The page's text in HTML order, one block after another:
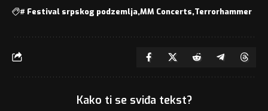
# Festival srpskog podzemlja MM Concerts Terrorhammer
Kako ti se sviđa tekst?